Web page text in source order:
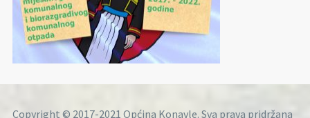
Copyright © 2017-2021 Općina Konavle. Sva prava pridržana